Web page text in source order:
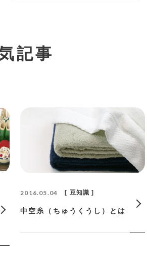
記事
2016.05.04 豆知識
中空糸（ちゅうくうし）とは